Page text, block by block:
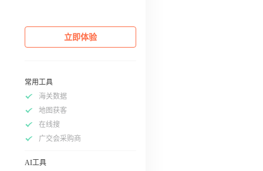
立即体验
常用工具
海关数据
地图获客
在线搜
广交会采购商
AI工具